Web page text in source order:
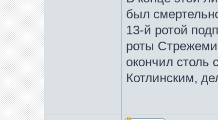
был
13-й ротой
роты
окончил столь
Котлинским,